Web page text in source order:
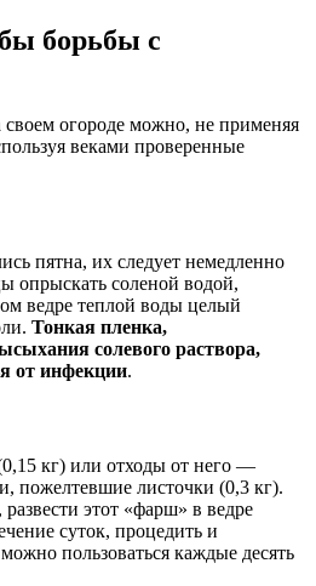
борьбы с
своем огороде можно, не применяя
веками проверенные
пятна, их следует немедленно
опрыскать соленой водой,
ведре теплой воды целый
Тонкая пленка,
солевого раствора,
от инфекции.
кг) или отходы от него —
пожелтевшие листочки (0,3 кг).
этот «фарш» в ведре
суток, процедить и
пользоваться каждые десять